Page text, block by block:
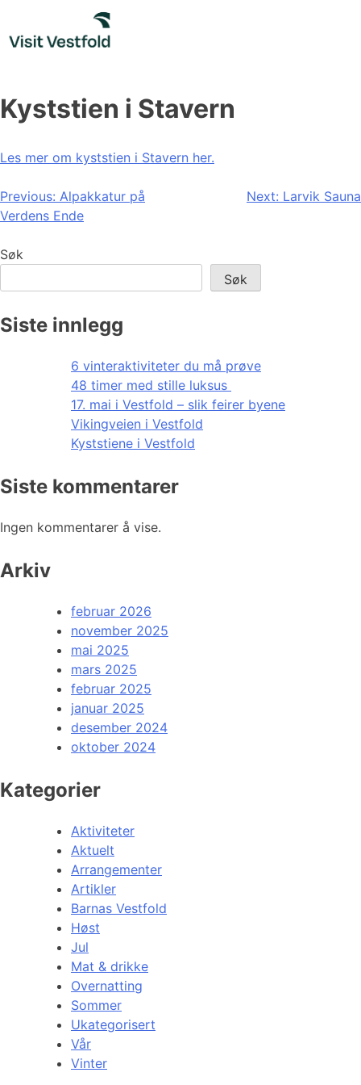
content
Kyststien i Stavern
Les mer om kyststien i Stavern her.
Innleggsnavigasjon
Previous: Alpakkatur på
Verdens Ende
Next: Larvik Sauna
Søk
Søk
Siste innlegg
6 vinteraktiviteter du må prøve
48 timer med stille luksus
17. mai i Vestfold – slik feirer byene
Vikingveien i Vestfold
Kyststiene i Vestfold
Siste kommentarer
Ingen kommentarer å vise.
Arkiv
februar 2026
november 2025
mai 2025
mars 2025
februar 2025
januar 2025
desember 2024
oktober 2024
Kategorier
Aktiviteter
Aktuelt
Arrangementer
Artikler
Barnas Vestfold
Høst
Jul
Mat & drikke
Overnatting
Sommer
Ukategorisert
Vår
Vinter